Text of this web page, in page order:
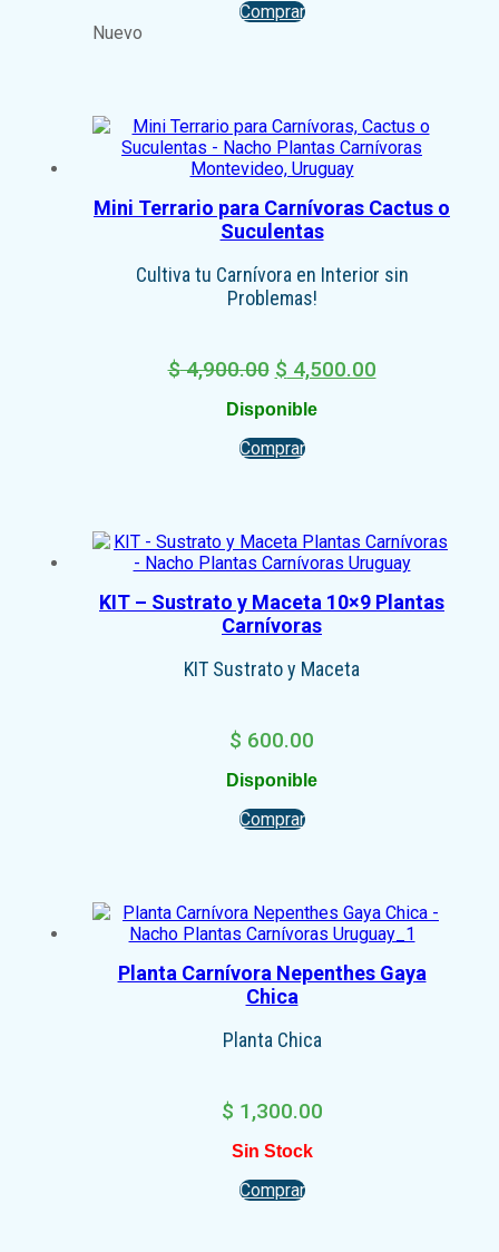
Comprar
Nuevo
Mini Terrario para Carnívoras Cactus o
Suculentas
Cultiva tu Carnívora en Interior sin
Problemas!
$4,900.00 El
original
era:
$ 4,500.00El
Disponible
Comprar
KIT – Sustrato y Maceta 10×9 Plantas
Carnívoras
KIT Sustrato y Maceta
$ 600.00
Disponible
Comprar
Planta Carnívora Nepenthes Gaya
Chica
Planta Chica
$ 1,300.00
Sin Stock
Comprar